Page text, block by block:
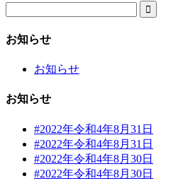

お知らせ
お知らせ
お知らせ
#2022年令和4年8月31日
#2022年令和4年8月31日
#2022年令和4年8月30日
#2022年令和4年8月30日